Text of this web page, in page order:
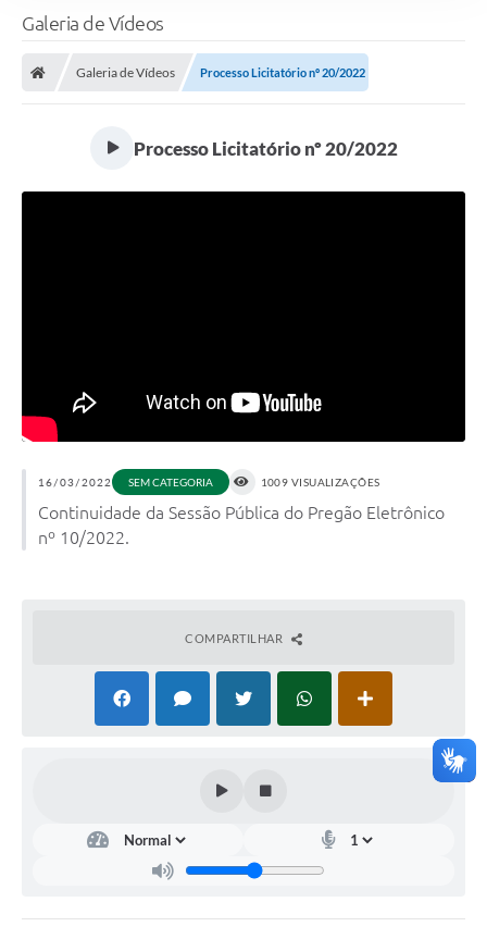
Galeria de Vídeos
Galeria de Vídeos Processo Licitatório nº 20/2022
Processo Licitatório nº 20/2022
16/03/2022 SEM CATEGORIA 1009 VISUALIZAÇÕES
Continuidade da Sessão Pública do Pregão Eletrônico
nº 10/2022.
COMPARTILHAR